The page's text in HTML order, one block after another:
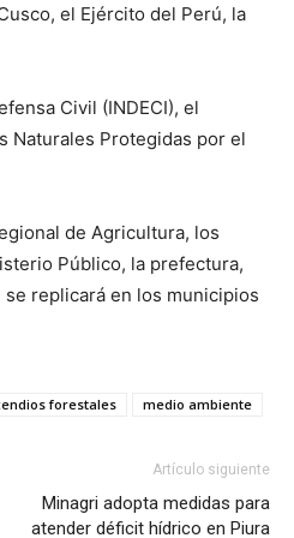
el Ejército del Perú, la
Civil (INDECI), el
Naturales Protegidas por el
de Agricultura, los
Público, la prefectura,
replicará en los municipios
forestales medio ambiente
Artículo siguiente
Minagri adopta medidas para
atender déficit hídrico en Piura